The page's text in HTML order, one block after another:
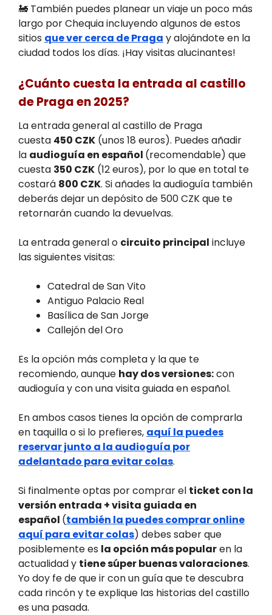
🚂 También puedes planear un viaje un poco más
largo por Chequia incluyendo algunos de estos
sitios que ver cerca de Praga y alojándote en la
ciudad todos los días. ¡Hay visitas alucinantes!
¿Cuánto cuesta la entrada al castillo
de Praga en 2025?
La entrada general al castillo de Praga
cuesta 450 CZK (unos 18 euros). Puedes añadir
la audioguía en español (recomendable) que
cuesta 350 CZK (12 euros), por lo que en total te
costará 800 CZK. Si añades la audioguía también
deberás dejar un depósito de 500 CZK que te
retornarán cuando la devuelvas.
La entrada general o circuito principal incluye
las siguientes visitas:
Catedral de San Vito
Antiguo Palacio Real
Basílica de San Jorge
Callejón del Oro
Es la opción más completa y la que te
recomiendo, aunque hay dos versiones:con
audioguía y con una visita guiada en español.
En ambos casos tienes la opción de comprarla
en taquilla o si lo prefieres, aquí la puedes
reservar junto a la audioguía por
adelantado para evitar colas.
Si finalmente optas por comprar el ticket con la
versión entrada + visita guiada en
español (también la puedes comprar online
aquí para evitar colas) debes saber que
posiblemente es la opción más popularen la
actualidad y tiene súper buenas valoraciones.
Yo doy fe de que ir con un guía que te descubra
cada rincón y te explique las historias del castillo
es una pasada.